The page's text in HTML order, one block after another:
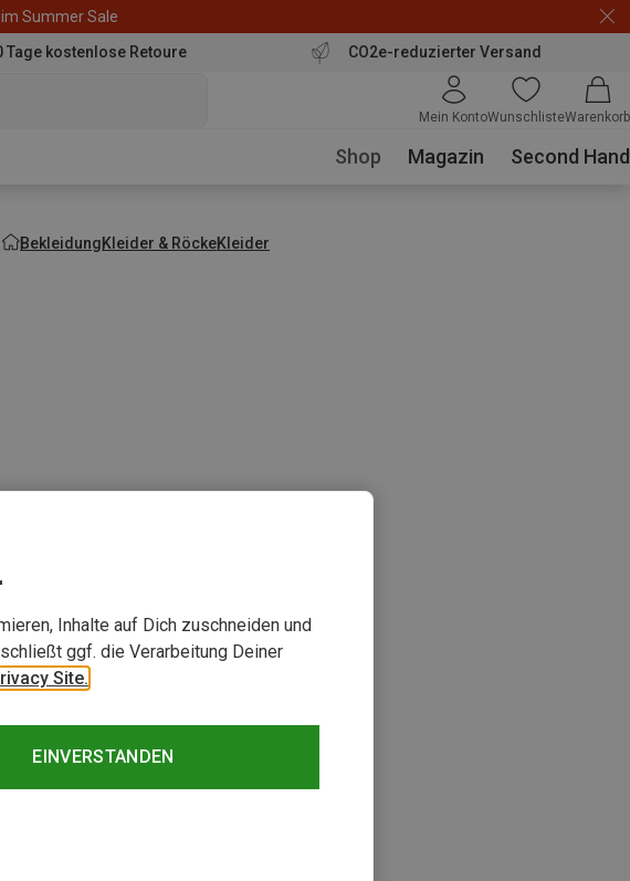
Summer Sale
Tage kostenlose Retoure CO2e-reduzierter Versand
Mein KontoWunschlisteWarenkorb
Shop Magazin Second Hand
BekleidungKleider & RöckeKleider
Inhalte auf Dich zuschneiden und
ggf. die Verarbeitung Deiner
Site.
EINVERSTANDEN